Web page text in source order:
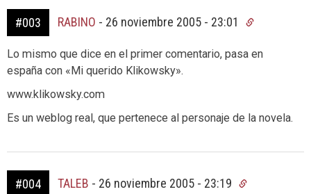
#003 RABINO - 26 noviembre 2005 - 23:01
Lo mismo que dice en el primer comentario, pasa en
españa con «Mi querido Klikowsky».
www.klikowsky.com
Es un weblog real, que pertenece al personaje de la novela.
#004 TALEB - 26 noviembre 2005 - 23:19